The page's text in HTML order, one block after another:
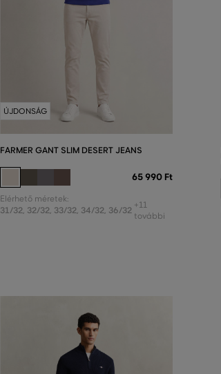
ÚJDONSÁG
FARMER GANT SLIM DESERT JEANS
65 990 Ft
Elérhető méretek:
31/32, 32/32, 33/32, 34/32, 36/32 +11
további